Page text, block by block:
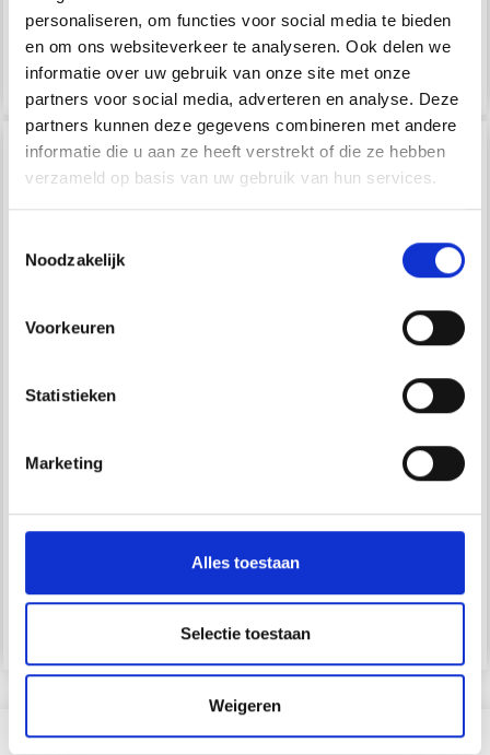
personaliseren, om functies voor social media te bieden
en om ons websiteverkeer te analyseren. Ook delen we
informatie over uw gebruik van onze site met onze
partners voor social media, adverteren en analyse. Deze
partners kunnen deze gegevens combineren met andere
informatie die u aan ze heeft verstrekt of die ze hebben
verzameld op basis van uw gebruik van hun services.
Noodzakelijk
Voorkeuren
Statistieken
Marketing
Alles toestaan
Selectie toestaan
Weigeren
Voeg toe aan
winkelwagen
Bekijk alle opties
PLUIZENVERWIJDERAAR
OPLAADBAAR
Aantal
Voeg toe aan
EUR 7.80
Aantal
Voeg toe aan
?